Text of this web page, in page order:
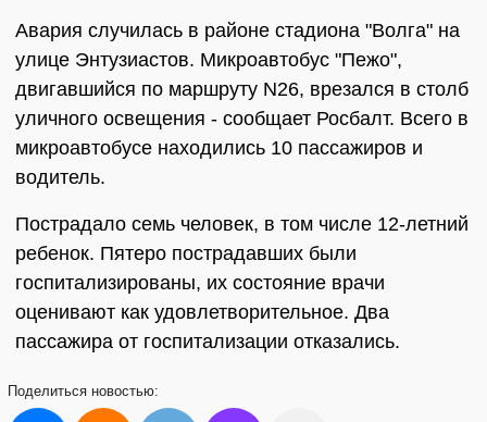
Авария случилась в районе стадиона "Волга" на
улице Энтузиастов. Микроавтобус "Пежо",
двигавшийся по маршруту N26, врезался в столб
уличного освещения - сообщает Росбалт. Всего в
микроавтобусе находились 10 пассажиров и
водитель.
Пострадало семь человек, в том числе 12-летний
ребенок. Пятеро пострадавших были
госпитализированы, их состояние врачи
оценивают как удовлетворительное. Два
пассажира от госпитализации отказались.
Поделиться новостью: